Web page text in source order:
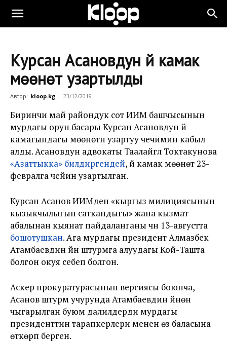
Курсан Асановдун үй камак
мөөнөтү узартылды
Автор: kloop.kg - 23/12/2019
Биринчи май райондук сот ИИМ башчысынын
мурдагы орун басары Курсан Асановдун үй
камагындагы мөөнөтүн узартуу чечимин кабыл
алды. Асановдун адвокаты Таалайгүл Токтакунова
«Азаттыкка» билдиргендей, үй камак мөөнөтү 23-
февралга чейин узартылган.
Курсан Асанов ИИМден «кыргыз милициясынын
кызыкчылыгын саткандыгы» жана кызмат
абалынан кыянат пайдаланганы үчүн 13-августта
бошотушкан. Ага мурдагы президент Алмазбек
Атамбаевдин үйүн штурмга алуудагы Кой-Ташта
болгон окуя себеп болгон.
Аскер прокуратурасынын версиясы боюнча,
Асанов штурм учурунда Атамбаевдин үйүнөн
чыгарылган буюм далилдерди мурдагы
президенттин тарапкерлери менен өз баласына
өткөрүп берген.